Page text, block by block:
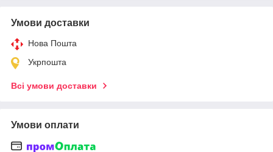
Умови доставки
Нова Пошта
Укрпошта
Всі умови доставки
Умови оплати